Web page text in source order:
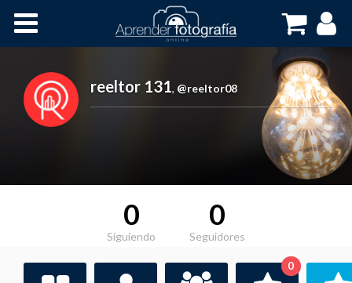
Cursos OnLine
reeltor 131, @reeltor08
0
Siguiendo
0
Seguidores
0